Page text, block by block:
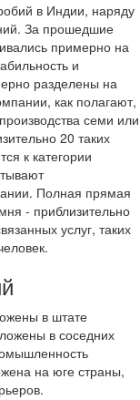
в Индии, наряду
За прошедшие
примерно на
и
разделены на
как полагают,
семи или
20 таких
к категории
Полная прямая
- приблизительно
услуг, таких
в штате
в соседних
на юге страны,